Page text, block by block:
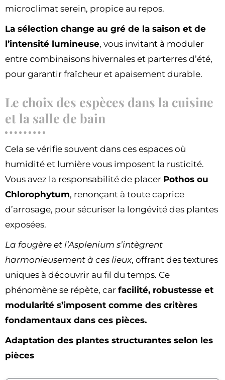
microclimat serein, propice au repos.
La sélection change au gré de la saison et de
l’intensité lumineuse, vous invitant à moduler
entre combinaisons hivernales et parterres d’été,
pour garantir fraîcheur et apaisement durable.
Le choix des espèces dans la cuisine
et la salle de bain
Cela se vérifie souvent dans ces espaces où
humidité et lumière vous imposent la rusticité.
Vous avez la responsabilité de placer Pothos ou
Chlorophytum, renonçant à toute caprice
d’arrosage, pour sécuriser la longévité des plantes
exposées.
La fougère et l’Asplenium s’intègrent
harmonieusement à ces lieux, offrant des textures
uniques à découvrir au fil du temps. Ce
phénomène se répète, car facilité, robustesse et
modularité s’imposent comme des critères
fondamentaux dans ces pièces.
Adaptation des plantes structurantes selon les
pièces